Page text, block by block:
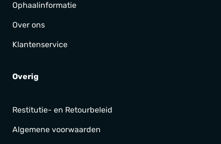
Ophaalinformatie
Over ons
Klantenservice
Overig
Restitutie- en Retourbeleid
Algemene voorwaarden